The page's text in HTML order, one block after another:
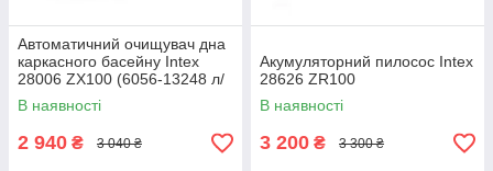
Автоматичний очищувач дна
каркасного басейну Intex
28006 ZX100 (6056-13248 л/
год)
В наявності
2 940 ₴ 3 040 ₴
Акумуляторний пилосос Intex
28626 ZR100
В наявності
3 200 ₴ 3 300 ₴